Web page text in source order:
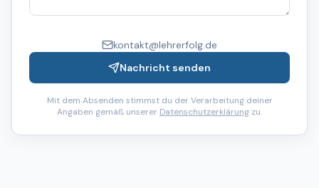
kontakt@lehrerfolg.de
Nachricht senden
Mit dem Absenden stimmst du der Verarbeitung deiner
Angaben gemäß unserer Datenschutzerklärung zu.